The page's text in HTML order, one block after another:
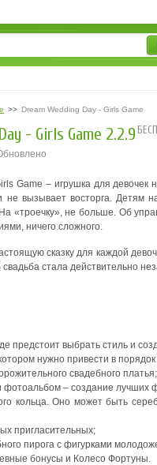
>> Dream Wedding Day - Girls Game
- Girls Game 2.2.9
Game – игрушка для девочек
вызывает восторга. Детям
«троечку», не больше. Об
ничего сложного.
сказку для каждой
свадьба стала действительно
предстоит выбрать стиль и
нужно привести в
свадебного платья;
– создание лучших
кольца. Оно может быть
пригласительных;
пирога с фигурками
бонусы и Колесо Фортуны.